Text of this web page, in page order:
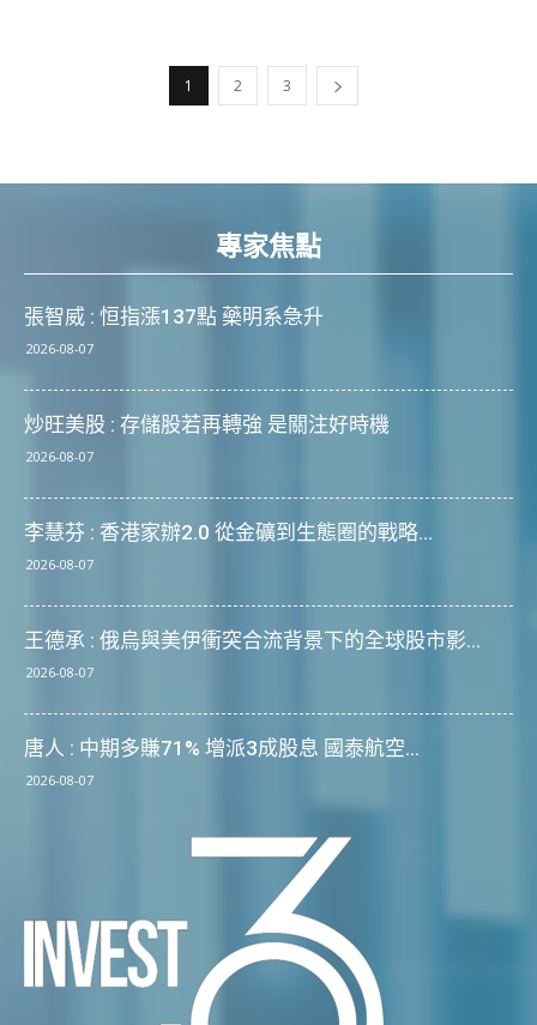
1 2 3
專家焦點
張智威 : 恒指漲137點 藥明系急升
2026-08-07
炒旺美股 : 存儲股若再轉強 是關注好時機
2026-08-07
李慧芬 : 香港家辦2.0 從金礦到生態圈的戰略...
2026-08-07
王德承 : 俄烏與美伊衝突合流背景下的全球股市影...
2026-08-07
唐人 : 中期多賺71% 增派3成股息 國泰航空...
2026-08-07